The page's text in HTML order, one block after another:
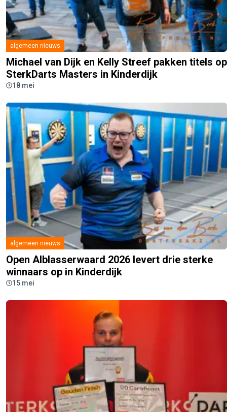
algemeen nieuws
Michael van Dijk en Kelly Streef pakken titels op
SterkDarts Masters in Kinderdijk
18 mei
algemeen nieuws
Open Alblasserwaard 2026 levert drie sterke
winnaars op in Kinderdijk
15 mei